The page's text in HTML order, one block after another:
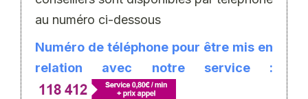
au numéro ci-dessous
Numéro de téléphone pour être mis en
relation avec notre service :